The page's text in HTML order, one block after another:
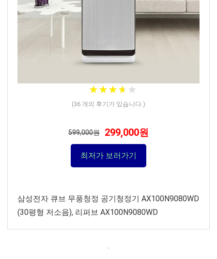
★★★★ ★
★★★★ ★
(36 개의 후기가 있습니다.)
599,000원 299,000원
최저가 보러가기
삼성전자 큐브 무풍청정 공기청정기 AX100N9080WD
(30평형 저소음), 리퍼브 AX100N9080WD
.